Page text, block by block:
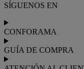
SÍGUENOS EN
CONFORAMA
GUÍA DE COMPRA